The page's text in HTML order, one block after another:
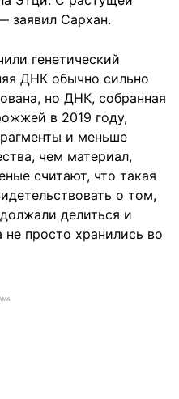
заявил Сархан.
генетический
ДНК обычно сильно
но ДНК, собранная
в 2019 году,
и меньше
чем материал,
считают, что такая
о том,
делиться и
просто хранились во